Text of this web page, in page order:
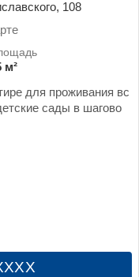
108
м²
для проживания вс
сады в шагово